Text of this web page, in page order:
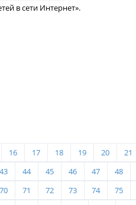
в сети Интернет».
16 17 18 19 20 21
43 44 45 46 47 48
70 71 72 73 74 75